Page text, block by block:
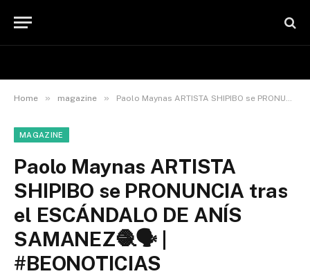
Home » magazine » Paolo Maynas ARTISTA SHIPIBO se PRONUNCIA tras el ESCÁNDALO DE ANÍS SAMANEZ🧶🗣️ | #BEONOTICIAS
MAGAZINE
Paolo Maynas ARTISTA
SHIPIBO se PRONUNCIA tras
el ESCÁNDALO DE ANÍS
SAMANEZ🧶🗣️ |
#BEONOTICIAS